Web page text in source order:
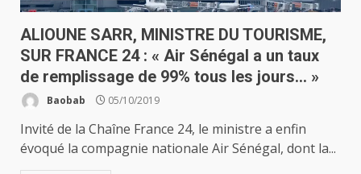
ALIOUNE SARR, MINISTRE DU TOURISME,
SUR FRANCE 24 : « Air Sénégal a un taux
de remplissage de 99% tous les jours… »
Baobab 05/10/2019
Invité de la Chaîne France 24, le ministre a enfin
évoqué la compagnie nationale Air Sénégal, dont la...